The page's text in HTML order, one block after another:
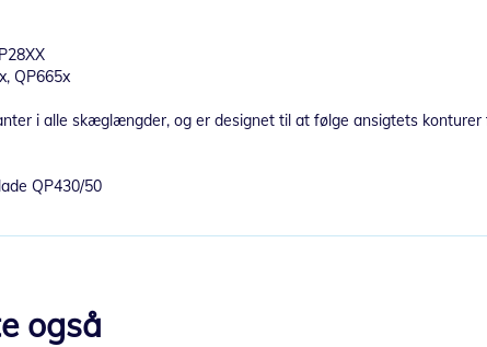
QP665x
i alle skæglængder, og er designet til at følge ansigtets konturer
QP430/50
også